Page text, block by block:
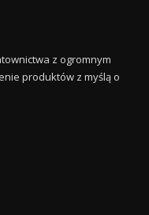
z ogromnym
produktów z myślą o